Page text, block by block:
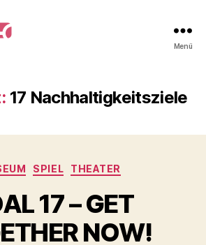
Menü
17 Nachhaltigkeitsziele
Kategorien
SPIEL THEATER
17 – GET
NOW!